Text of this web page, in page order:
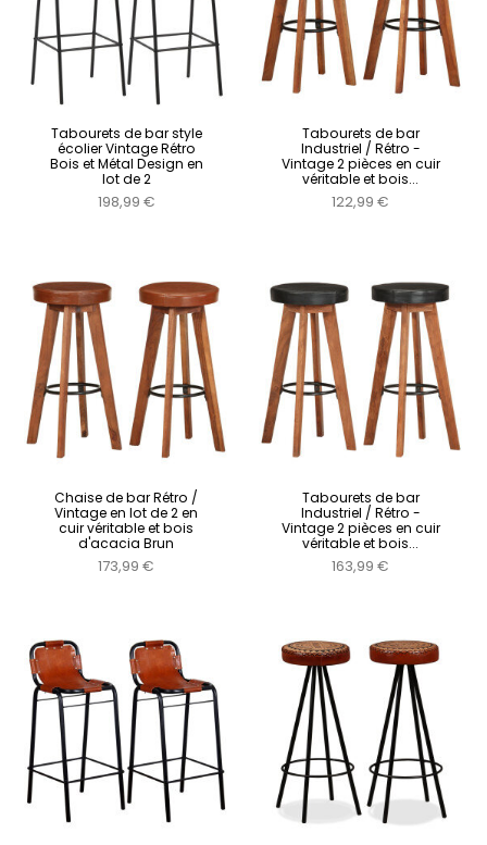
Tabourets de bar style
écolier Vintage Rétro
Bois et Métal Design en
lot de 2
198,99 €
Tabourets de bar
Industriel / Rétro -
Vintage 2 pièces en cuir
véritable et bois...
122,99 €
Chaise de bar Rétro /
Vintage en lot de 2 en
cuir véritable et bois
d'acacia Brun
173,99 €
Tabourets de bar
Industriel / Rétro -
Vintage 2 pièces en cuir
véritable et bois...
163,99 €